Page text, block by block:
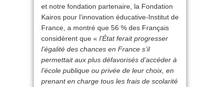
et notre fondation partenaire, la Fondation
Kairos pour l’innovation éducative-Institut de
France, a montré que 56 % des Français
considèrent que « l’État ferait progresser
l’égalité des chances en France s’il
permettait aux plus défavorisés d’accéder à
l’école publique ou privée de leur choix, en
prenant en charge tous les frais de scolarité